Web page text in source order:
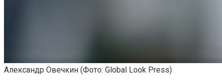
Александр Овечкин (Фото: Global Look Press)